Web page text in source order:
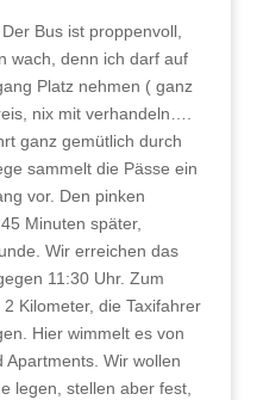
Bus ist proppenvoll,
wach, denn ich darf auf
Platz nehmen ( ganz
nix mit verhandeln….
ganz gemütlich durch
sammelt die Pässe ein
vor. Den pinken
Minuten später,
Wir erreichen das
11:30 Uhr. Zum
Kilometer, die Taxifahrer
Hier wimmelt es von
Apartments. Wir wollen
legen, stellen aber fest,